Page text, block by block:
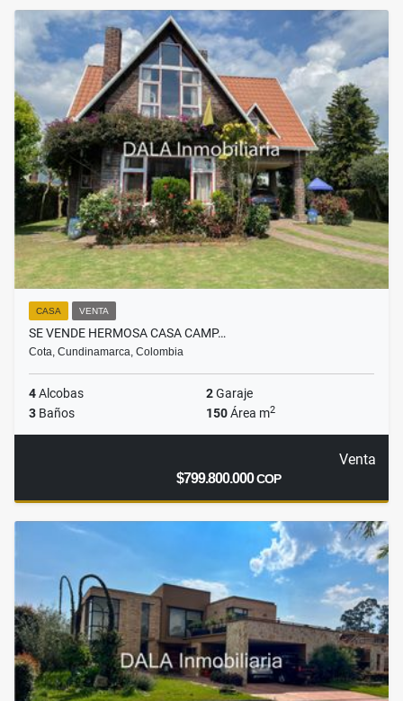
CASA VENTA
SE VENDE HERMOSA CASA CAMP…
Cota, Cundinamarca, Colombia
4Alcobas 2Garaje
3 Baños 150Área m2
Venta
$799.800.000COP